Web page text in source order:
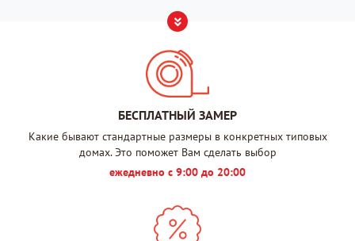
БЕСПЛАТНЫЙ ЗАМЕР
Какие бывают стандартные размеры в конкретных типовых
домах. Это поможет Вам сделать выбор
ежедневно с 9:00 до 20:00